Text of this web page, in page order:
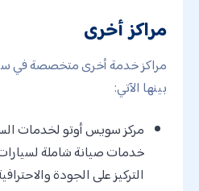
مراكز أخرى
مراكز خدمة أخرى متخصصة في
بينها الآتي:
مركز سويس أوتو لخدمات
خدمات صيانة شاملة
التركيز على الجودة